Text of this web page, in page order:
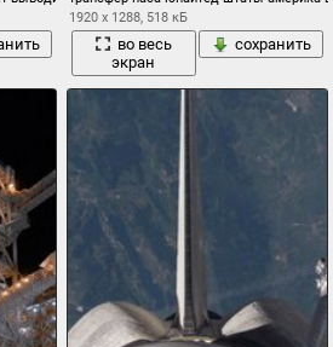
1920 x 1288, 518 кБ
во весь
экран
сохранить